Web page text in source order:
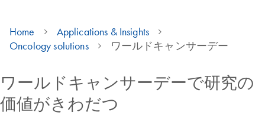
Home
Applications & Insights
Oncology solutions
ワールドキャンサーデー
ワールドキャンサーデーで研究の
価値がきわだつ